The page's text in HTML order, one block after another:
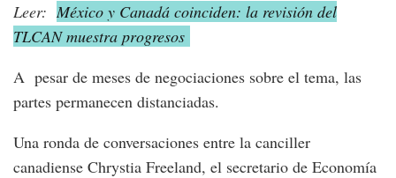
Leer: México y Canadá coinciden: la revisión del
TLCAN muestra progresos
A pesar de meses de negociaciones sobre el tema, las
partes permanecen distanciadas.
Una ronda de conversaciones entre la canciller
canadiense Chrystia Freeland, el secretario de Economía